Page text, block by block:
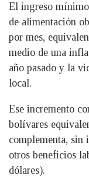
El ingreso
de alimentación
por mes,
medio de una
año pasado y la
local.
Ese incremento
bolívares
complementa, sin
otros beneficios
dólares).